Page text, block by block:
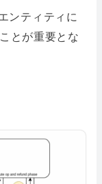
ンティティに
とが重要とな